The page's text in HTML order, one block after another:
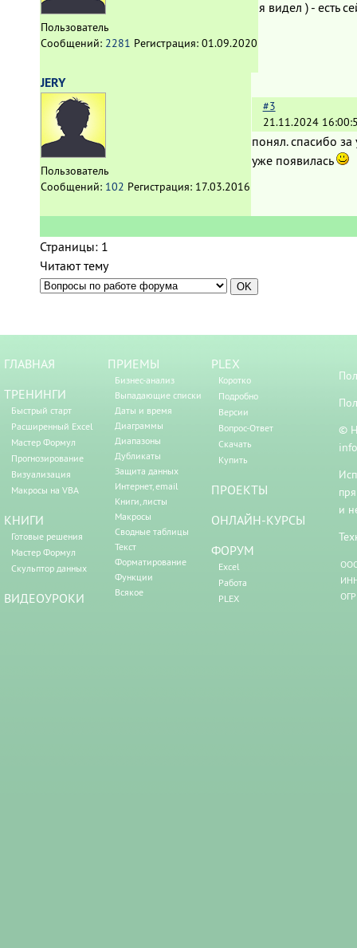
Пользователь
Сообщений: 2281 Регистрация: 01.09.2020
я видел ) - есть
JERY
Пользователь
Сообщений: 102 Регистрация: 17.03.2016
#3
21.11.2024
понял. спасибо за
уже появилась
Страницы: 1
Читают тему
ГЛАВНАЯ
ТРЕНИНГИ
Быстрый старт
Расширенный Excel
Мастер Формул
Прогнозирование
Визуализация
Макросы на VBA
КНИГИ
Готовые решения
Мастер Формул
Скульптор данных
ВИДЕОУРОКИ
ПРИЕМЫ
Бизнес-анализ
Выпадающие списки
Даты и время
Диаграммы
Диапазоны
Дубликаты
Защита данных
Интернет, email
Книги, листы
Макросы
Сводные таблицы
Текст
Форматирование
Функции
Всякое
PLEX
Коротко
Подробно
Версии
Вопрос-Ответ
Скачать
Купить
ПРОЕКТЫ
ОНЛАЙН-КУРСЫ
ФОРУМ
Excel
Работа
PLEX
©
и